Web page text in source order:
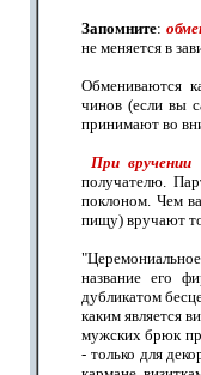
Запомните:
не меняется в
Обмениваются
чинов (если вы
принимают во
При вручении
получателю.
поклоном. Чем
пищу) вручают
название его
дубликатом
каким является
мужских брюк
- только для